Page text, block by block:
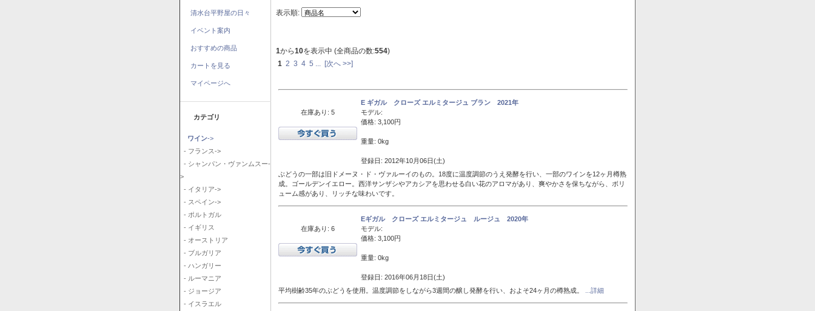
清水台平野屋の日々
イベント案内
おすすめの商品
カートを見る
マイページへ
カテゴリ
ワイン->
- フランス->
- シャンパン・ヴァンムスー-
>
- イタリア->
- スペイン->
- ポルトガル
- イギリス
- オーストリア
- ブルガリア
- ハンガリー
- ルーマニア
- ジョージア
- イスラエル
表示順:
1から10を表示中 (全商品の数:554)
1 2 3 4 5 [次へ >>]
在庫あり: 5
E ギガル クローズ エルミタージュ ブラン 2021年
モデル:
価格: 3,100円
重量: 0kg
登録日: 2012年10月06日(土)
ぶどうの一部は旧ドメーヌ・ド・ヴァルーイのもの。18度に温度調節のうえ発酵を行い、一部のワインを12ヶ月樽熟
成。ゴールデンイエロー。西洋サンザシやアカシアを思わせる白い花のアロマがあり、爽やかさを保ちながら、ボリ
ューム感があり、リッチな味わいです。
在庫あり: 6
Eギガル クローズ エルミタージュ ルージュ 2020年
モデル:
価格: 3,100円
重量: 0kg
登録日: 2016年06月18日(土)
平均樹齢35年のぶどうを使用。温度調節をしながら3週間の醸し発酵を行い、およそ24ヶ月の樽熟成。
...詳細